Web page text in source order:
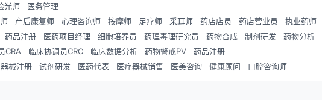
光师
医务管理
产后康复师 心理咨询师 按摩师 足疗师 采耳师 药店店员 药店营业员 执业药师
药品注册 医药项目经理 细胞培养员 药理毒理研究员 药物合成 制剂研发 药物分析
CRA 临床协调员CRC 临床数据分析 药物警戒PV
药品注册
械注册 试剂研发 医药代表 医疗器械销售 医美咨询 健康顾问 口腔咨询师